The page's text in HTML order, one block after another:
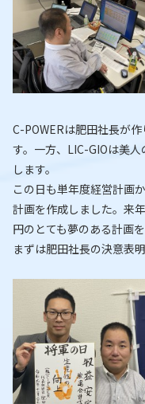
C-POWERは肥田社長が
す。一方、LIC-GIOは美
します。
この日も単年度経営計画
計画を作成しました。来
円のとても夢のある計画
まずは肥田社長の決意表明